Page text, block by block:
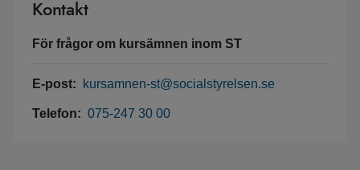
Kontakt
För frågor om kursämnen inom ST
E-post: kursamnen-st@socialstyrelsen.se
Telefon: 075-247 30 00